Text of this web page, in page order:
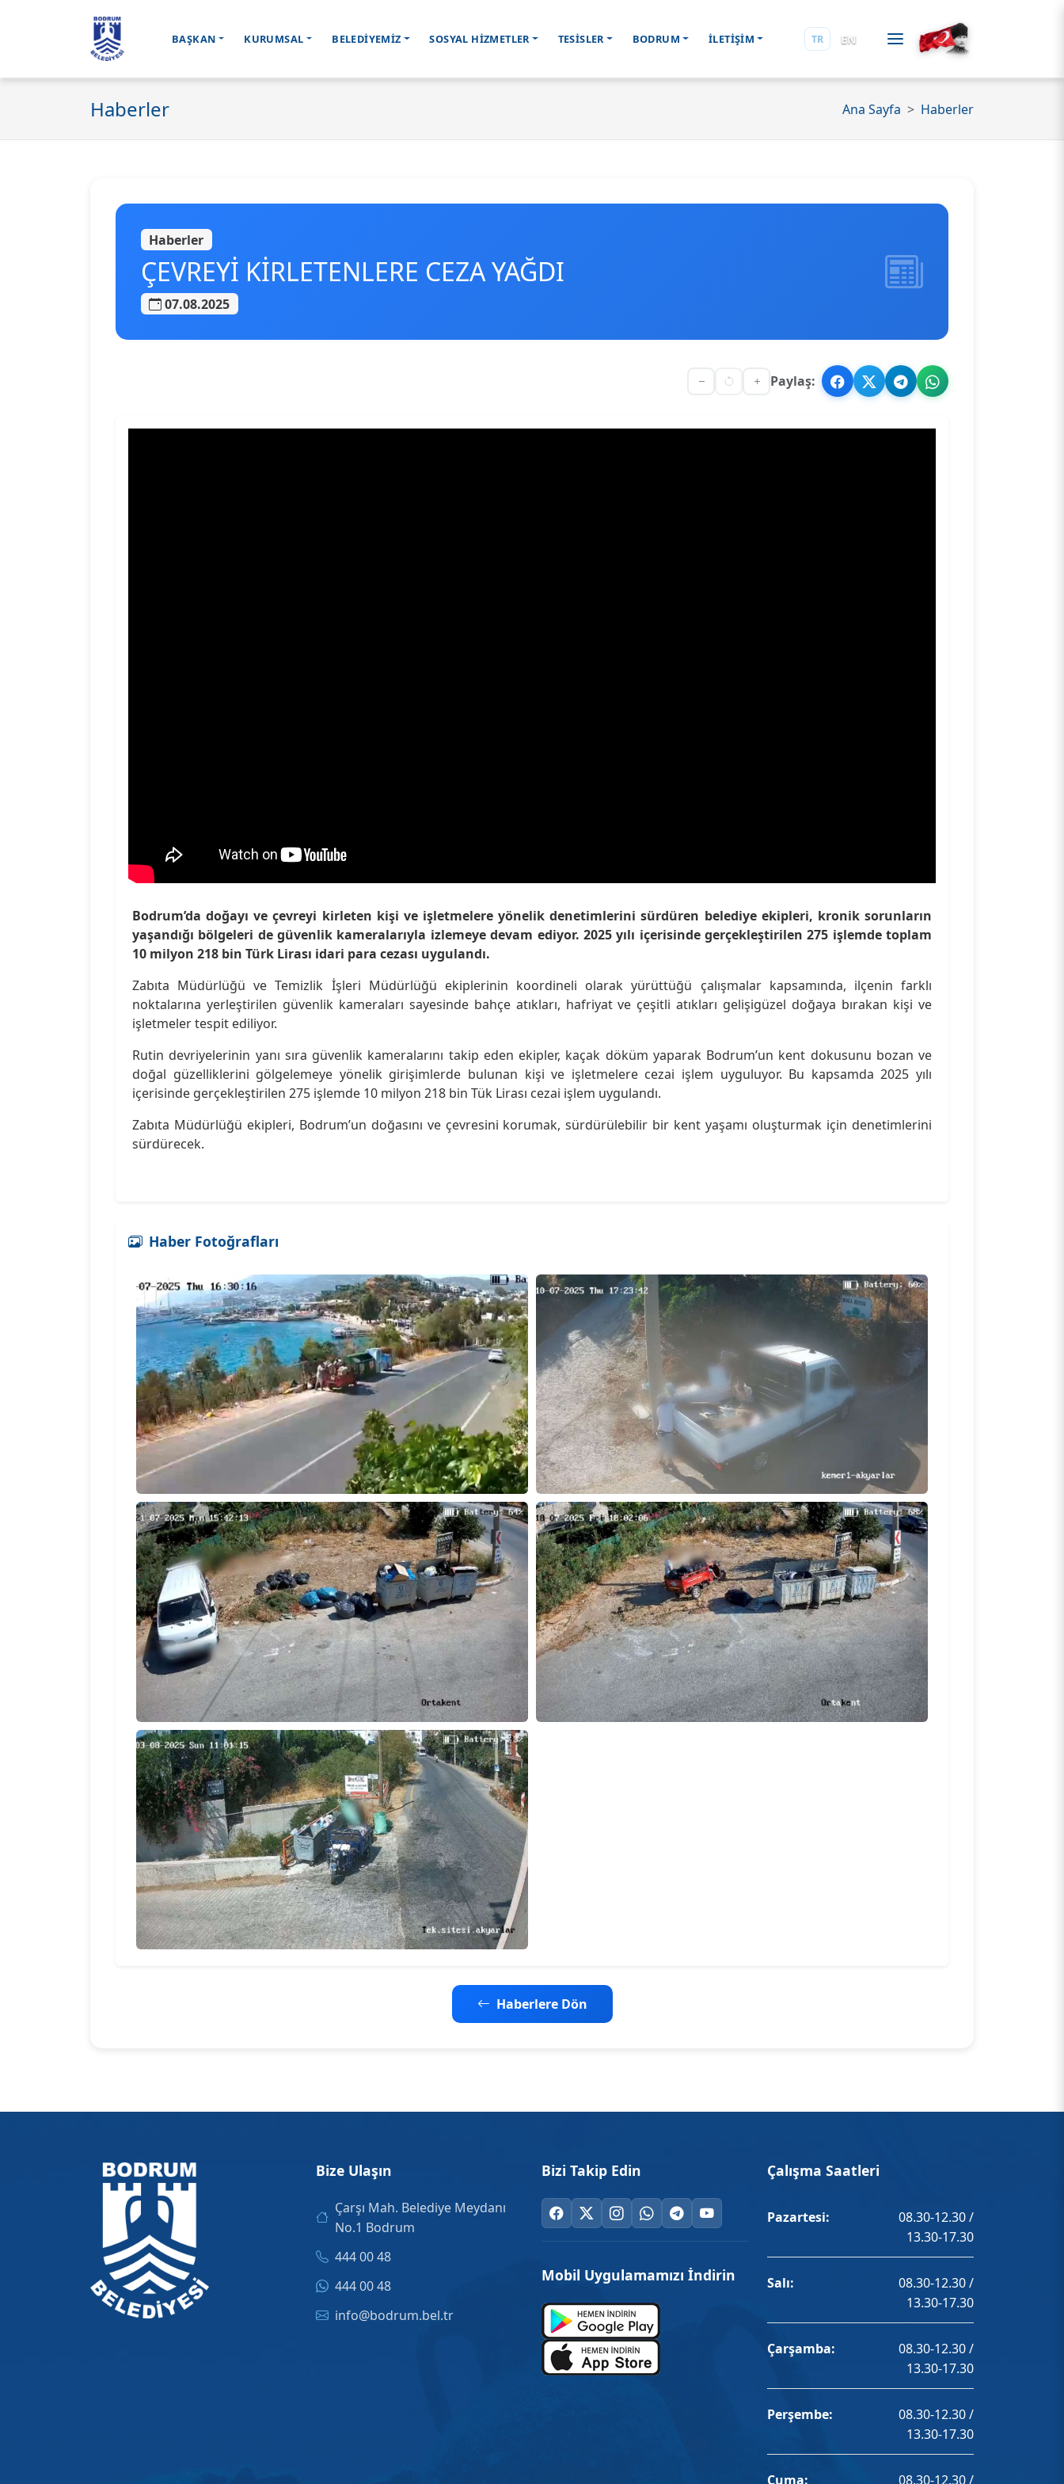
BAŞKAN KURUMSAL BELEDİYEMİZ SOSYAL HİZMETLER TESİSLER BODRUM İLETİŞİM TR EN
Haberler Ana Sayfa Haberler
Haberler
ÇEVREYİ KİRLETENLERE CEZA YAĞDI
07.08.2025
Paylaş:
Bodrum’da doğayı ve çevreyi kirleten kişi ve işletmelere yönelik denetimlerini sürdüren belediye ekipleri, kronik sorunların
yaşandığı bölgeleri de güvenlik kameralarıyla izlemeye devam ediyor. 2025 yılı içerisinde gerçekleştirilen 275 işlemde toplam
10 milyon 218 bin Türk Lirası idari para cezası uygulandı.
Zabıta Müdürlüğü ve Temizlik İşleri Müdürlüğü ekiplerinin koordineli olarak yürüttüğü çalışmalar kapsamında, ilçenin farklı
noktalarına yerleştirilen güvenlik kameraları sayesinde bahçe atıkları, hafriyat ve çeşitli atıkları gelişigüzel doğaya bırakan kişi ve
işletmeler tespit ediliyor.
Rutin devriyelerinin yanı sıra güvenlik kameralarını takip eden ekipler, kaçak döküm yaparak Bodrum’un kent dokusunu bozan ve
doğal güzelliklerini gölgelemeye yönelik girişimlerde bulunan kişi ve işletmelere cezai işlem uyguluyor. Bu kapsamda 2025 yılı
içerisinde gerçekleştirilen 275 işlemde 10 milyon 218 bin Tük Lirası cezai işlem uygulandı.
Zabıta Müdürlüğü ekipleri, Bodrum’un doğasını ve çevresini korumak, sürdürülebilir bir kent yaşamı oluşturmak için denetimlerini
sürdürecek.
Haber Fotoğrafları
Haberlere Dön
Bize Ulaşın
Çarşı Mah. Belediye Meydanı
No.1 Bodrum
444 00 48
444 00 48
info@bodrum.bel.tr
Bizi Takip Edin
Mobil Uygulamamızı İndirin
Çalışma Saatleri
Pazartesi:
08.30-12.30 /
13.30-17.30
Salı:
08.30-12.30 /
13.30-17.30
Çarşamba:
08.30-12.30 /
13.30-17.30
Perşembe:
08.30-12.30 /
13.30-17.30
Cuma: 08.30-12.30 /